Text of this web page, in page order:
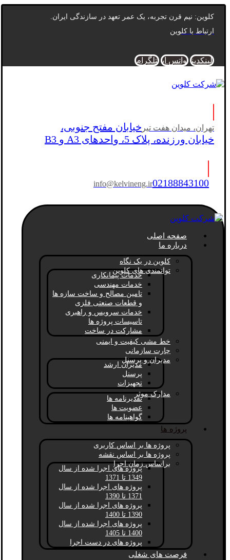
کلوین: نیم قرن تجربه، یک عمر تعهد در سازندگی ایران.
ارتباط با کلوین
لینکدین واتس اپ تلگرام
تهران، میدان هفت تیر خیابان مفتح جنوبی،
خیابان ورزنده، پلاک 5، واحدهای A3 و B3
info@kelvineng.ir02188843100
صفحه اصلی
درباره ما
کلوین در یک نگاه
توانمندی های کلوین
خدمات پیمانکاری
خدمات مهندسی
تامین مصالح و ساخت سازه ها
و قطعات صنعتی فلزی
خدمات سرویس و راهبری
تاسیسات پروژه ها
مشارکت در ساخت
خط مشی کیفیت و ایمنی
چارت سازمانی
مدیران و پرسنل
مدیران ارشد
پرسنل
تجهیزات
مدارک موثر
تقدیرنامه ها
عضویت ها
گواهینامه ها
پروژه ها
پروژه ها بر اساس کاربری
پروژه ها بر اساس نقشه
براساس زمان اجرا
پروژه های اجرا شده از سال
1349 تا 1371
پروژه های اجرا شده از سال
1371 تا 1390
پروژه های اجرا شده از سال
1390 تا 1400
پروژه های اجرا شده از سال
1400 تا 1405
پروژه های در دست اجرا
فرصت های شغلی